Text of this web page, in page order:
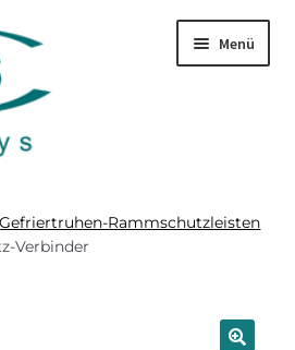
Menü
Gefriertruhen-Rammschutzleisten
Verbinder